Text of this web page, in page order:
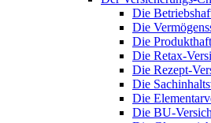
Die
Die
Die
Die Retax-
Die Rezept-
Die
Die
Die BU-